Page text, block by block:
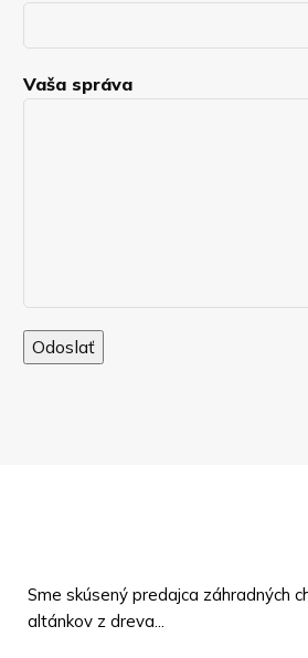
Vaša správa
Sme skúsený predajca záhradných
altánkov z dreva...